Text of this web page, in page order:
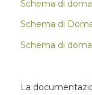
Schema di
Schema di
Schema di
La